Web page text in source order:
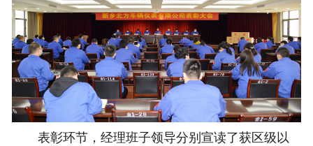
表彰环节，经理班子领导分别宣读了获区级以